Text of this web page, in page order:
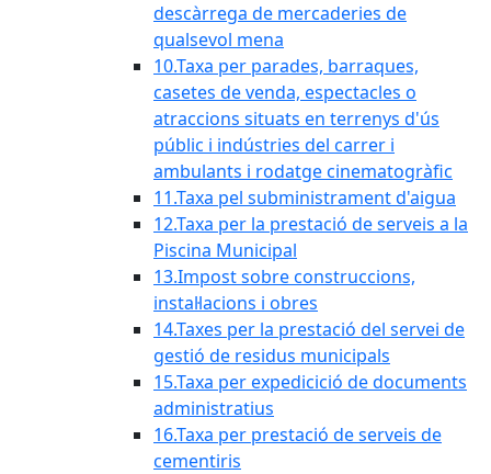
descàrrega de mercaderies de
qualsevol mena
10.Taxa per parades, barraques,
casetes de venda, espectacles o
atraccions situats en terrenys d'ús
públic i indústries del carrer i
ambulants i rodatge cinematogràfic
11.Taxa pel subministrament d'aigua
12.Taxa per la prestació de serveis a la
Piscina Municipal
13.Impost sobre construccions,
instal·lacions i obres
14.Taxes per la prestació del servei de
gestió de residus municipals
15.Taxa per expedicició de documents
administratius
16.Taxa per prestació de serveis de
cementiris